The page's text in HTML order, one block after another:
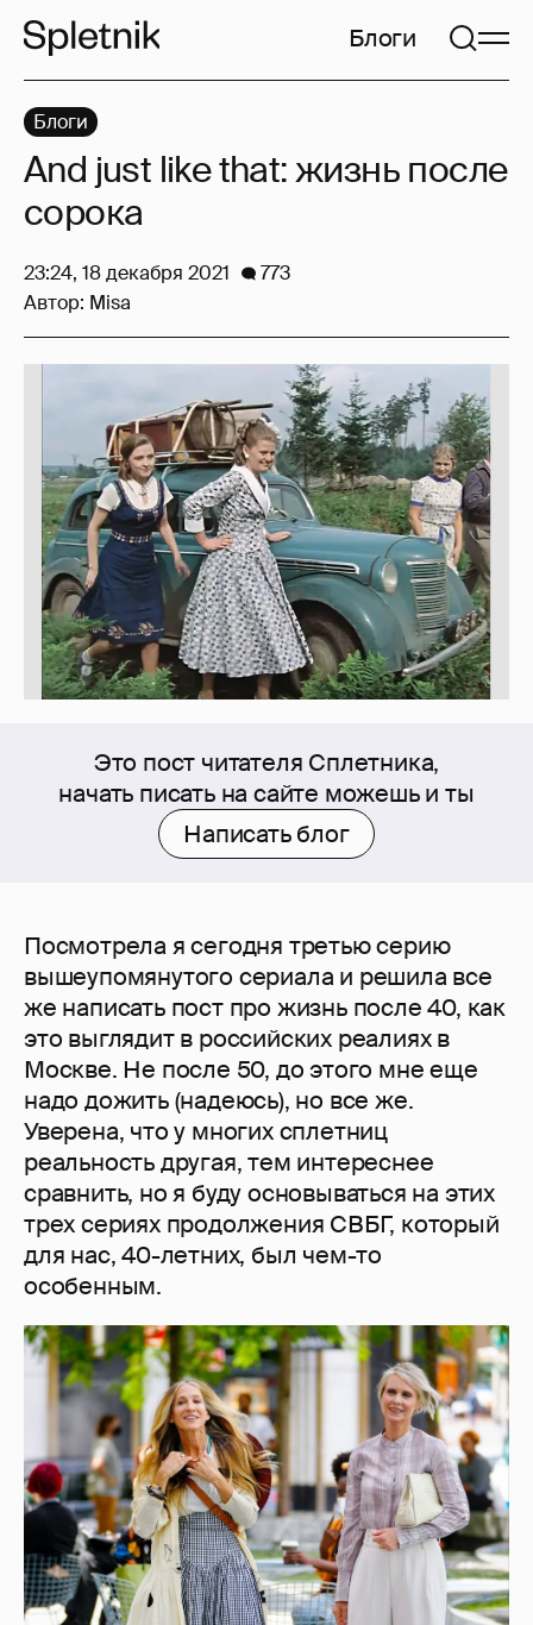
Блоги
Это пост читателя Сплетника,
начать писать на сайте можешь и ты
Написать блог
Посмотрела я сегодня третью серию
вышеупомянутого сериала и решила все
же написать пост про жизнь после 40, как
это выглядит в российских реалиях в
Москве. Не после 50, до этого мне еще
надо дожить (надеюсь), но все же.
Уверена, что у многих сплетниц
реальность другая, тем интереснее
сравнить, но я буду основываться на этих
трех сериях продолжения СВБГ, который
для нас, 40-летних, был чем-то
особенным.
Блоги
And just like that: жизнь после
сорока
23:24, 18 декабря 2021
773
Автор: Misa